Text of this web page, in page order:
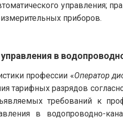
управления;
приборов.
в
профессии «Оператор
тарифных разрядов
требований к
в водопроводно-